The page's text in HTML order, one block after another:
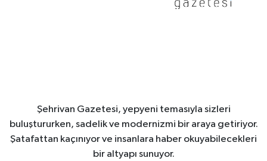
Şehrivan Gazetesi, yepyeni temasıyla sizleri
buluştururken, sadelik ve modernizmi bir araya getiriyor.
Şatafattan kaçınıyor ve insanlara haber okuyabilecekleri
bir altyapı sunuyor.